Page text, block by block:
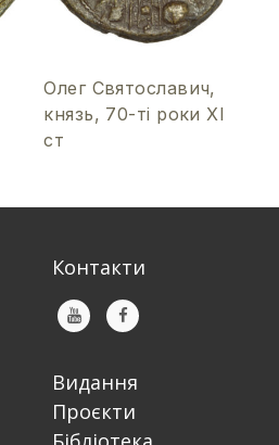
Олег Святославич,
князь, 70-ті роки ХІ
ст
Контакти
Видання
Проєкти